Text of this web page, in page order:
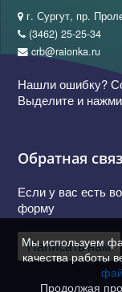
г. Сургут, пр.
(3462) 25-25-34
crb@raionka.ru
Нашли ошибку?
Выделите и
Обратная
Если у вас есть
форму
Написать нам
Мы используем
качества работы
Продолжая